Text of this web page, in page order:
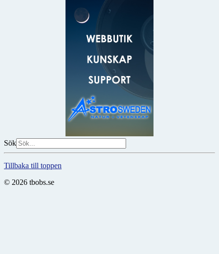
Sök
Tillbaka till toppen
© 2026 tbobs.se